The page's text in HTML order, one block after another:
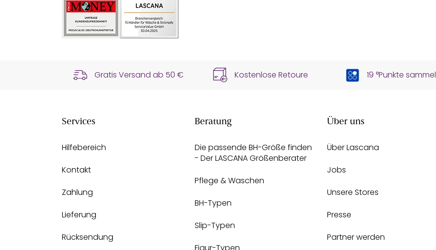
Gratis Versand ab 50 € Kostenlose Retoure 19 °Punkte
Services
Hilfebereich
Kontakt
Zahlung
Lieferung
Rücksendung
Beratung
Die passende BH-Größe finden
- Der LASCANA Größenberater
Pflege & Waschen
BH-Typen
Slip-Typen
Über uns
Über Lascana
Jobs
Unsere Stores
Presse
Partner werden